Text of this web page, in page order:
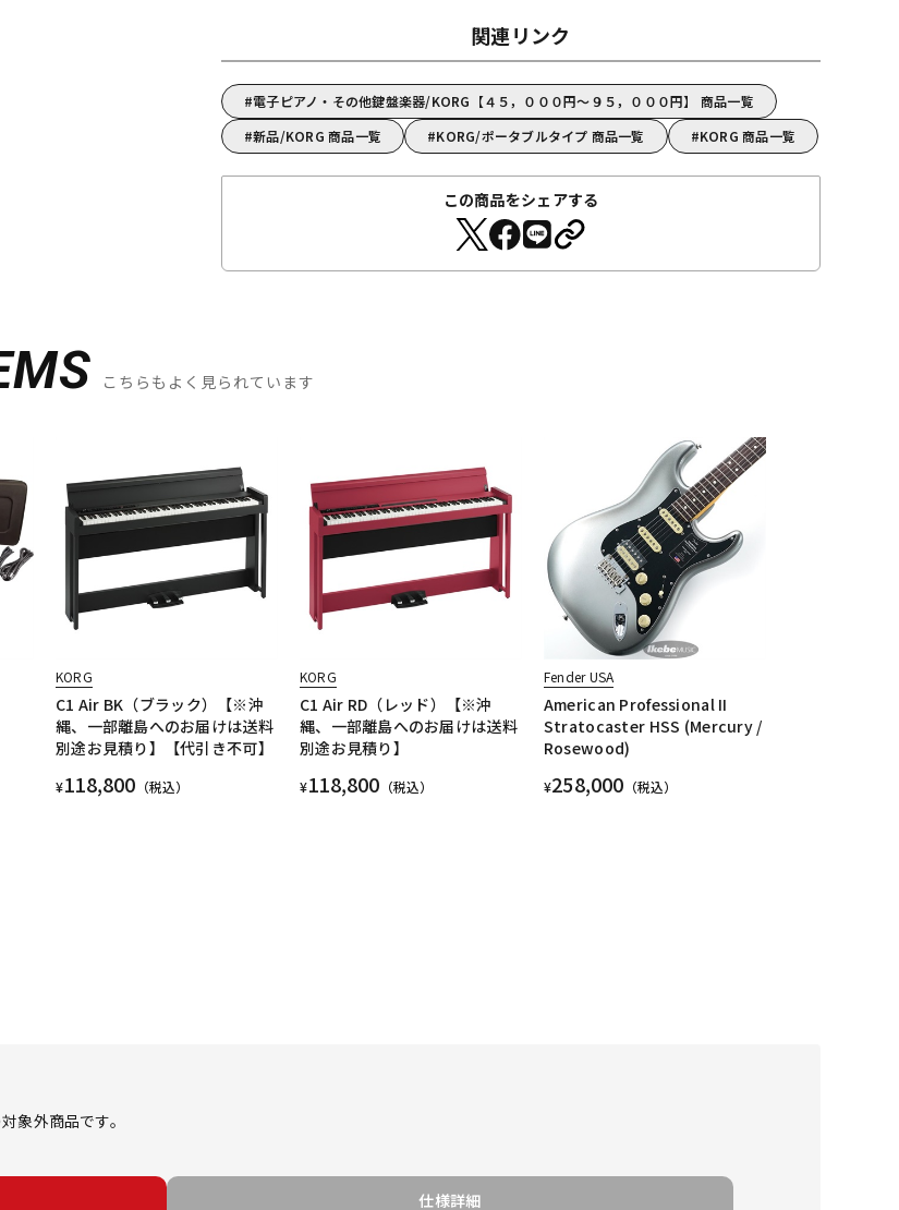
関連リンク
電子ピアノ・その他鍵盤楽器/KORG【４５，０００円～９５，０００円】 商品一覧
新品/KORG 商品一覧
KORG/ポータブルタイプ 商品一覧 KORG 商品一覧
この商品をシェアする
こちらもよく見られています
KORG
C1 Air BK（ブラック）【※沖
縄、一部離島へのお届けは送料
別途お見積り】【代引き不可】
¥118,800 （税込）
KORG
C1 Air RD（レッド）【※沖
縄、一部離島へのお届けは送料
別途お見積り】
¥118,800 （税込）
Fender USA
American Professional II
Stratocaster HSS (Mercury /
Rosewood)
¥258,000 （税込）
象外商品です。
仕様詳細